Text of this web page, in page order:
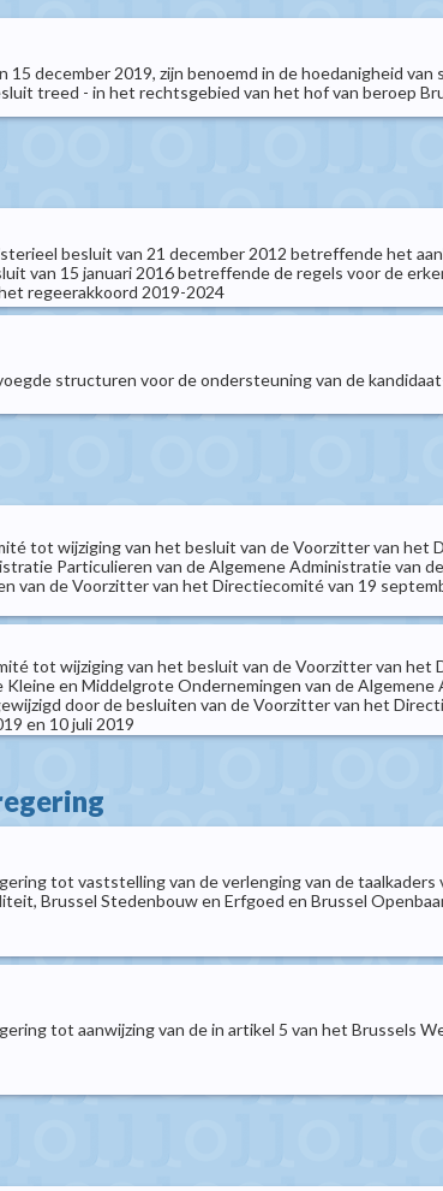
15 december 2019, zijn benoemd in de hoedanigheid
treed - in het rechtsgebied van het hof van beroep
besluit van 21 december 2012 betreffende het
van 15 januari 2016 betreffende de regels voor de
regeerakkoord 2019-2024
structuren voor de ondersteuning van de
tot wijziging van het besluit van de Voorzitter van
Particulieren van de Algemene Administratie van
van de Voorzitter van het Directiecomité van 19
tot wijziging van het besluit van de Voorzitter van
en Middelgrote Ondernemingen van de
door de besluiten van de Voorzitter van het
en 10 juli 2019
tot vaststelling van de verlenging van de
Brussel Stedenbouw en Erfgoed en Brussel
tot aanwijzing van de in artikel 5 van het Brussels